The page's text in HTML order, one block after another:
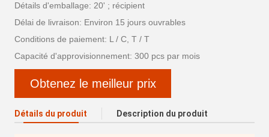
Détails d'emballage: 20' ; récipient
Délai de livraison: Environ 15 jours ouvrables
Conditions de paiement: L / C, T / T
Capacité d'approvisionnement: 300 pcs par mois
Obtenez le meilleur prix
Détails du produit Description du produit